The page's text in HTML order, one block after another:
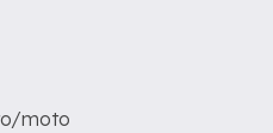
moto